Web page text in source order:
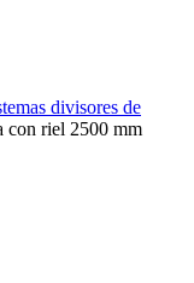
divisores de
con riel 2500 mm